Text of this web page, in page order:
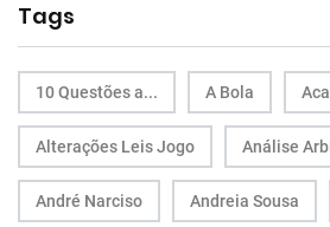
Tags
10 Questões a... A Bola
Alterações Leis Jogo Análise
André Narciso Andreia Sousa